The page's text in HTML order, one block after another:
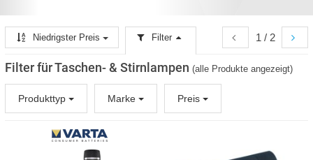
1 / 2
Niedrigster Preis Filter
Filter für Taschen- & Stirnlampen (alle Produkte angezeigt)
Produkttyp Marke Preis